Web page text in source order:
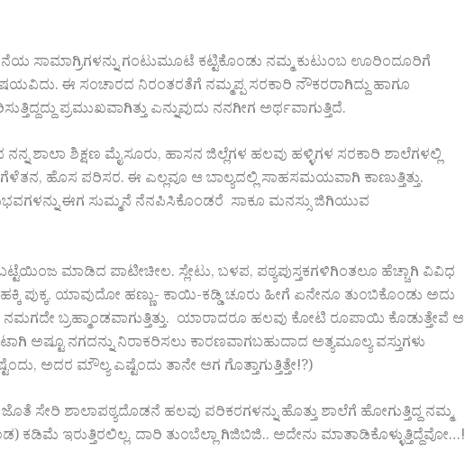
ಸಾಮಾಗ್ರಿಗಳನ್ನು ಗಂಟುಮೂಟೆ ಕಟ್ಟಿಕೊಂಡು ನಮ್ಮ ಕುಟುಂಬ ಊರಿಂದೂರಿಗೆ
ವಿಷಯವಿದು. ಈ ಸಂಚಾರದ ನಿರಂತರತೆಗೆ ನಮ್ಮಪ್ಪ ಸರಕಾರಿ ನೌಕರರಾಗಿದ್ದು ಹಾಗೂ
ಪ್ರಮುಖವಾಗಿತ್ತು ಎನ್ನುವುದು ನನಗೀಗ ಅರ್ಥವಾಗುತ್ತಿದೆ.
ಶಾಲಾ ಶಿಕ್ಷಣ ಮೈಸೂರು, ಹಾಸನ ಜಿಲ್ಲೆಗಳ ಹಲವು ಹಳ್ಳಿಗಳ ಸರಕಾರಿ ಶಾಲೆಗಳಲ್ಲಿ
ಹೊಸ ಪರಿಸರ. ಈ ಎಲ್ಲವೂ ಆ ಬಾಲ್ಯದಲ್ಲಿ ಸಾಹಸಮಯವಾಗಿ ಕಾಣುತ್ತಿತ್ತು.
ಈಗ ಸುಮ್ಮನೆ ನೆನಪಿಸಿಕೊಂಡರೆ ಸಾಕೂ ಮನಸ್ಸು ಜಿಗಿಯುವ
ಮಾಡಿದ ಪಾಟೀಚೀಲ. ಸ್ಲೇಟು, ಬಳಪ, ಪಠ್ಯಪುಸ್ತಕಗಳಿಗಿಂತಲೂ ಹೆಚ್ಚಾಗಿ ವಿವಿಧ
ಪುಕ್ಕ, ಯಾವುದೋ ಹಣ್ಣು- ಕಾಯಿ-ಕಡ್ಡಿ ಚೂರು ಹೀಗೆ ಏನೇನೂ ತುಂಬಿಕೊಂಡು ಅದು
ಬ್ರಹ್ಮಾಂಡವಾಗುತ್ತಿತ್ತು. ಯಾರಾದರೂ ಹಲವು ಕೋಟಿ ರೂಪಾಯಿ ಕೊಡುತ್ತೇವೆ ಆ
ಅಷ್ಟೂ ನಗದನ್ನು ನಿರಾಕರಿಸಲು ಕಾರಣವಾಗಬಹುದಾದ ಅತ್ಯಮೂಲ್ಯ ವಸ್ತುಗಳು
ಅದರ ಮೌಲ್ಯ ಎಷ್ಟೆಂದು ತಾನೇ ಆಗ ಗೊತ್ತಾಗುತ್ತಿತ್ತೇ!?)
ಸೇರಿ ಶಾಲಾಪಠ್ಯದೊಡನೆ ಹಲವು ಪರಿಕರಗಳನ್ನು ಹೊತ್ತು ಶಾಲೆಗೆ ಹೋಗುತ್ತಿದ್ದ ನಮ್ಮ
ಕಡಿಮೆ ಇರುತ್ತಿರಲಿಲ್ಲ. ದಾರಿ ತುಂಬೆಲ್ಲಾ ಗಿಜಿಬಿಜಿ.. ಅದೇನು ಮಾತಾಡಿಕೊಳ್ಳುತ್ತಿದ್ದೆವೋ…!